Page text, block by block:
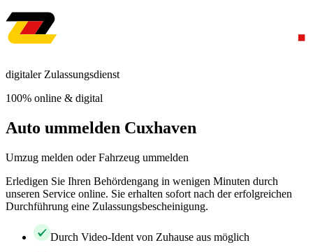
digitaler Zulassungsdienst
100% online & digital
Auto ummelden Cuxhaven
Umzug melden oder Fahrzeug ummelden
Erledigen Sie Ihren Behördengang in wenigen Minuten durch
unseren Service online. Sie erhalten sofort nach der erfolgreichen
Durchführung eine Zulassungsbescheinigung.
Durch Video-Ident von Zuhause aus möglich